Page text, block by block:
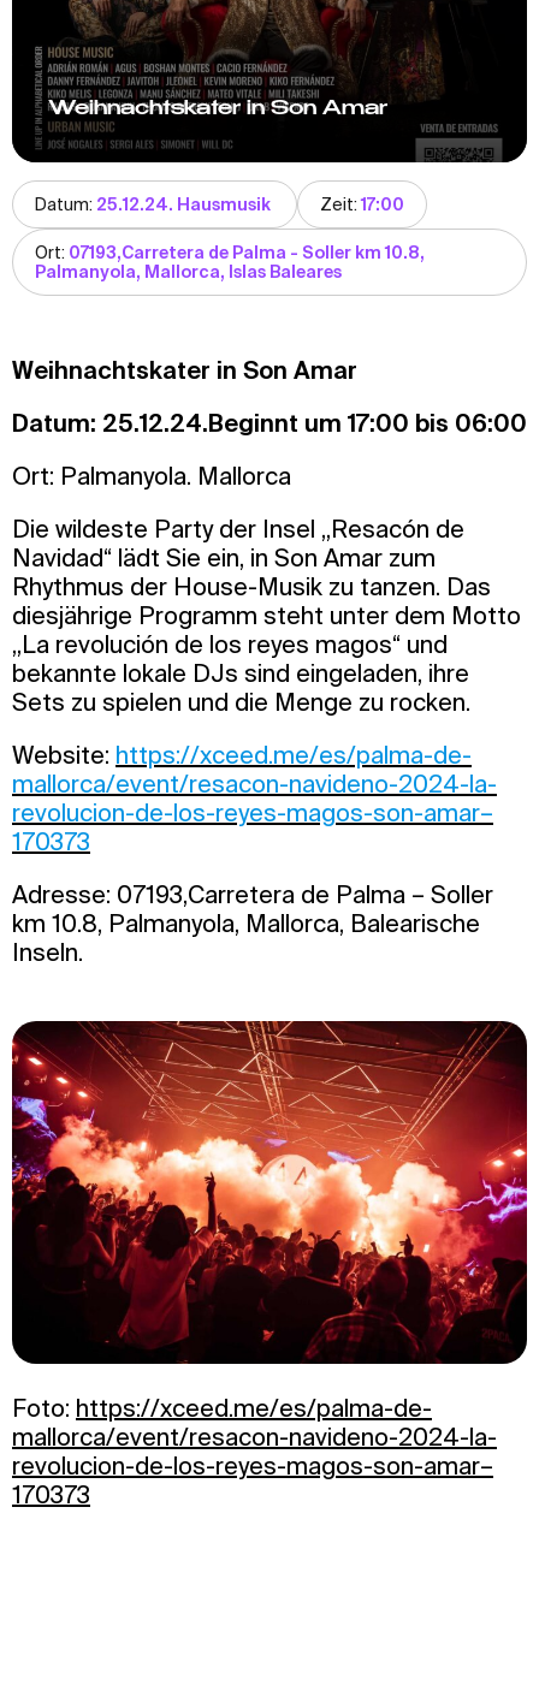
Weihnachtskater in Son Amar
Datum: 25.12.24. Hausmusik Zeit:17:00
Ort: 07193,Carretera de Palma - Soller km 10.8,
Palmanyola, Mallorca, Islas Baleares
Weihnachtskater in Son Amar
Datum: 25.12.24.Beginnt um 17:00 bis 06:00
Ort: Palmanyola. Mallorca
Die wildeste Party der Insel „Resacón de
Navidad“ lädt Sie ein, in Son Amar zum
Rhythmus der House-Musik zu tanzen. Das
diesjährige Programm steht unter dem Motto
„La revolución de los reyes magos“ und
bekannte lokale DJs sind eingeladen, ihre
Sets zu spielen und die Menge zu rocken.
Website: https://xceed.me/es/palma-de-
mallorca/event/resacon-navideno-2024-la-
revolucion-de-los-reyes-magos-son-amar–
170373
Adresse: 07193,Carretera de Palma – Soller
km 10.8, Palmanyola, Mallorca, Balearische
Inseln.
Foto: https://xceed.me/es/palma-de-
mallorca/event/resacon-navideno-2024-la-
revolucion-de-los-reyes-magos-son-amar–
170373